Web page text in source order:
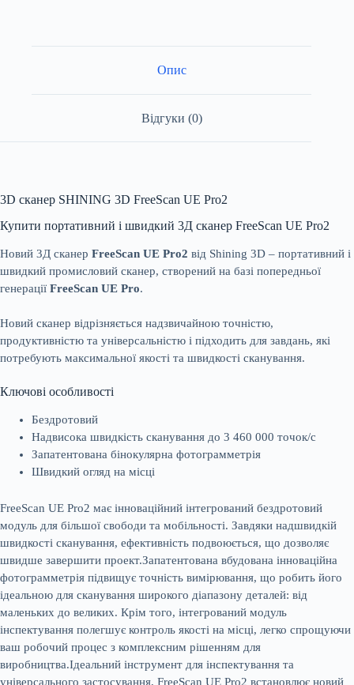
Опис
Відгуки (0)
3D сканер SHINING 3D FreeScan UE Pro2
Купити портативний і швидкий 3Д сканер FreeScan UE Pro2
Новий 3Д сканер FreeScan UE Pro2 від Shining 3D – портативний і
швидкий промисловий сканер, створений на базі попередньої
генерації FreeScan UE Pro.
Новий сканер відрізняється надзвичайною точністю,
продуктивністю та універсальністю і підходить для завдань, які
потребують максимальної якості та швидкості сканування.
Ключові особливості
Бездротовий
Надвисока швидкість сканування до 3 460 000 точок/с
Запатентована бінокулярна фотограмметрія
Швидкий огляд на місці
FreeScan UE Pro2 має інноваційний інтегрований бездротовий
модуль для більшої свободи та мобільності. Завдяки надшвидкій
швидкості сканування, ефективність подвоюється, що дозволяє
швидше завершити проект.Запатентована вбудована інноваційна
фотограмметрія підвищує точність вимірювання, що робить його
ідеальною для сканування широкого діапазону деталей: від
маленьких до великих. Крім того, інтегрований модуль
інспектування полегшує контроль якості на місці, легко спрощуючи
ваш робочий процес з комплексним рішенням для
виробництва.Ідеальний інструмент для інспектування та
універсального застосування, FreeScan UE Pro2 встановлює новий